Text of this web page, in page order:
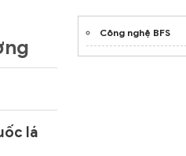
lá
Công nghệ BFS